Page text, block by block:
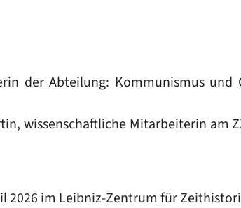
der Abteilung: Kommunismus und
wissenschaftliche Mitarbeiterin am
2026 im Leibniz-Zentrum für